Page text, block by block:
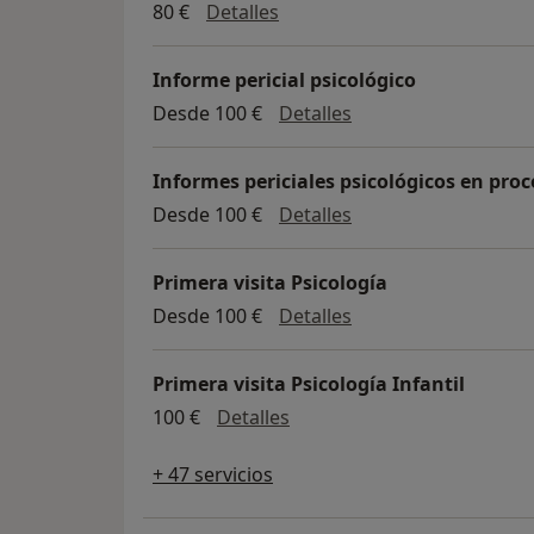
esperamos poder acompañarle en el
80 €
Detalles
Informe pericial psicológico
Desde 100 €
Detalles
Informes periciales psicológicos en
Desde 100 €
Detalles Informes
Primera visita Psicología
Desde 100 €
Detalles
Primera visita Psicología Infantil
100 €
Detalles
+ 47 servicios